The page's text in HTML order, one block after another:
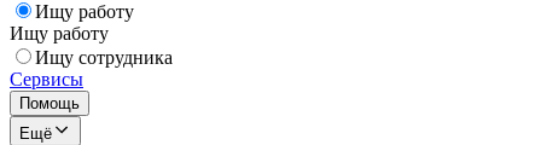
Ищу работу
Ищу работу
Ищу сотрудника
Сервисы
Помощь
Ещё